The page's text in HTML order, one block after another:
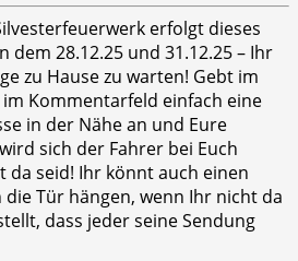
erfolgt dieses
dem 28.12.25 und 31.12.25 – Ihr
zu Hause zu warten! Gebt im
Kommentarfeld einfach eine
in der Nähe an und Eure
sich der Fahrer bei Euch
da seid! Ihr könnt auch einen
Tür hängen, wenn Ihr nicht da
dass jeder seine Sendung